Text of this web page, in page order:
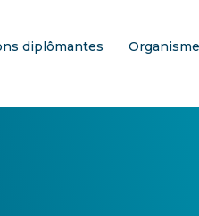
diplômantes